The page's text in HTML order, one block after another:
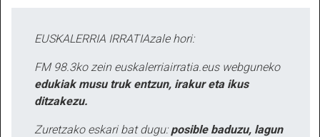
EUSKALERRIA IRRATIAzale hori:
FM 98.3ko zein euskalerriairratia.eus webguneko
edukiak musu truk entzun, irakur eta ikus
ditzakezu.
Zuretzako eskari bat dugu: posible baduzu, lagun